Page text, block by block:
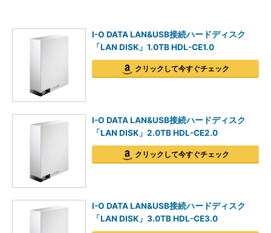
I-O DATA LAN&USB接続ハードディスク
「LAN DISK」1.0TB HDL-CE1.0
クリックして今すぐチェック
I-O DATA LAN&USB接続ハードディスク
「LAN DISK」2.0TB HDL-CE2.0
クリックして今すぐチェック
I-O DATA LAN&USB接続ハードディスク
「LAN DISK」3.0TB HDL-CE3.0